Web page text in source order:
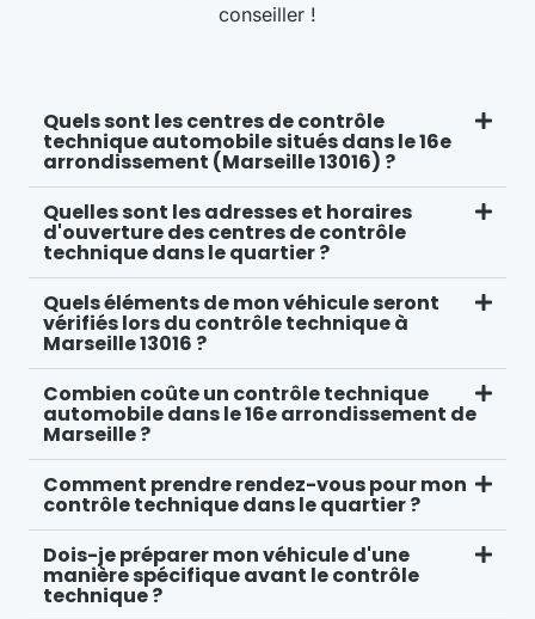
conseiller !
Quels sont les centres de contrôle
technique automobile situés dans le 16e
arrondissement (Marseille 13016) ?
Quelles sont les adresses et horaires
d'ouverture des centres de contrôle
technique dans le quartier ?
Quels éléments de mon véhicule seront
vérifiés lors du contrôle technique à
Marseille 13016 ?
Combien coûte un contrôle technique
automobile dans le 16e arrondissement de
Marseille ?
Comment prendre rendez-vous pour mon
contrôle technique dans le quartier ?
Dois-je préparer mon véhicule d'une
manière spécifique avant le contrôle
technique ?